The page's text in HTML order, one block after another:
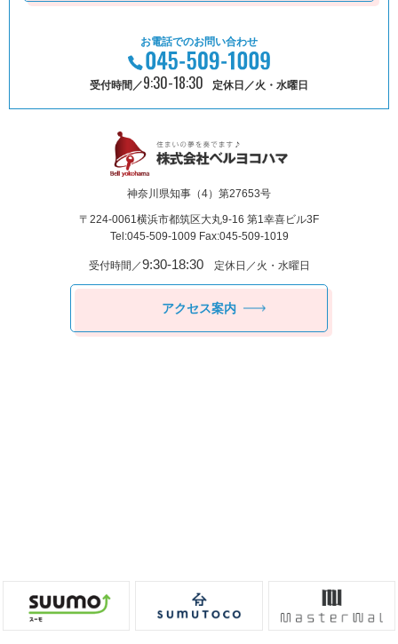
お電話でのお問い合わせ
受付時間／9:30-18:30 定休日／火・水曜日
神奈川県知事（4）第27653号
〒224-0061横浜市都筑区⼤丸9-16 第1幸喜ビル3F
Tel:045-509-1009 Fax:045-509-1019
受付時間／9:30-18:30定休日／火・水曜日
アクセス案内